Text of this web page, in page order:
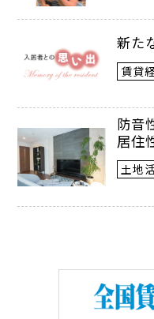
ころが数年前、
ければならなく
ーザーとなった
ことになった。
に営業できず、テ
せる状態に陥って
立て直してもら
い」という手紙
新た
賃貸
防音
居住
土地